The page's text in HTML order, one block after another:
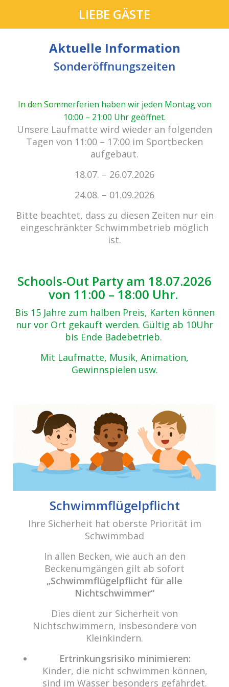
cabrio Senden - das Bad.
Außergewöhnlich, vielfältig!
Kein Einlass bei Gewitter
zu den E-Tickets
Zurück zur Übersicht
Foto: Joachim Busch, Kreis Coesfeld
Beitrags-
Navigation
Ökoprofit
Bulderner Str. 15
48308 Senden
Tel.: 0049 (0) 2597 - 93 918 -10
Fax: 0049 (0) 2597 - 93 918 -29
E-Mail:info@cabriosenden.de
Internet:www.cabriosenden.de
Wir freuen uns auf Sie!
Haben Sie Fragen? Wir kümmern uns drum!
Eine Nachricht schreiben
LIEBE GÄSTE
Aktuelle Information
Sonderöffnungszeiten
In den Sommerferien haben wir jeden Montag von
10:00 – 21:00 Uhr geöffnet.
Unsere Laufmatte wird wieder an folgenden
Tagen von 11:00 – 17:00 im Sportbecken
aufgebaut.
18.07. – 26.07.2026
24.08. – 01.09.2026
Bitte beachtet, dass zu diesen Zeiten nur ein
eingeschränkter Schwimmbetrieb möglich
ist.
Schools-Out Party am 18.07.2026
von 11:00 – 18:00 Uhr.
Bis 15 Jahre zum halben Preis, Karten können
nur vor Ort gekauft werden. Gültig ab 10Uhr
bis Ende Badebetrieb.
Mit Laufmatte, Musik, Animation,
Gewinnspielen usw.
Schwimmflügelpflicht
Ihre Sicherheit hat oberste Priorität im
Schwimmbad
In allen Becken, wie auch an den
Beckenumgängen gilt ab sofort
„Schwimmflügelpflicht für alle
Nichtschwimmer“
Dies dient zur Sicherheit von
Nichtschwimmern, insbesondere von
Kleinkindern.
Ertrinkungsrisiko minimieren:
Kinder, die nicht schwimmen können,
sind im Wasser besonders gefährdet.